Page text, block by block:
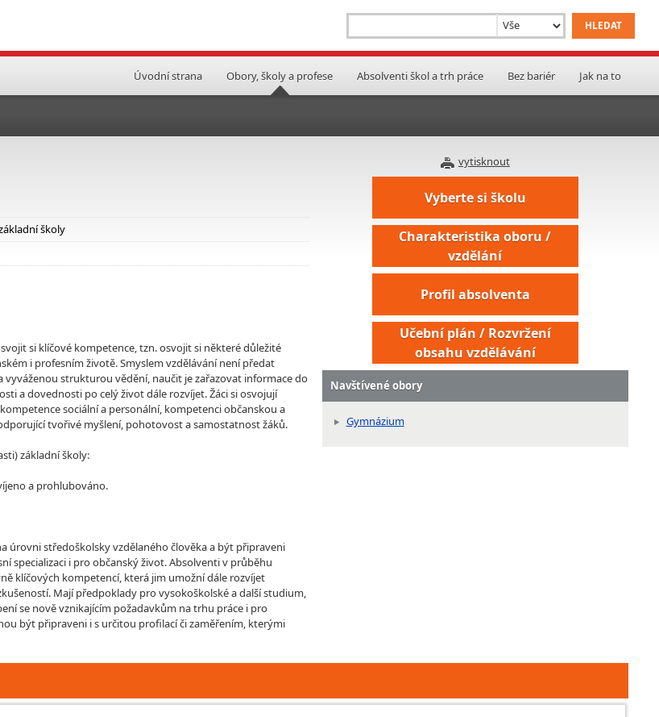
Úvodní strana Obory, školy a profese Absolventi škol a trh práce Bez bariér Jak na to
vytisknout
školy
si klíčové kompetence, tzn. osvojit si některé důležité
i profesním životě. Smyslem vzdělávání není předat
strukturou vědění, naučit je zařazovat informace do
a dovednosti po celý život dále rozvíjet. Žáci si osvojují
sociální a personální, kompetenci občanskou a
tvořivé myšlení, pohotovost a samostatnost žáků.
základní školy:
a prohlubováno.
úrovni středoškolsky vzdělaného člověka a být připraveni
specializaci i pro občanský život. Absolventi v průběhu
klíčových kompetencí, která jim umožní dále rozvíjet
Mají předpoklady pro vysokoškolské a další studium,
se nově vznikajícím požadavkům na trhu práce i pro
být připraveni i s určitou profilací či zaměřením, kterými
Vyberte si školu
Charakteristika oboru /
vzdělání
Profil absolventa
Učební plán / Rozvržení
obsahu vzdělávání
Navštívené obory
Gymnázium